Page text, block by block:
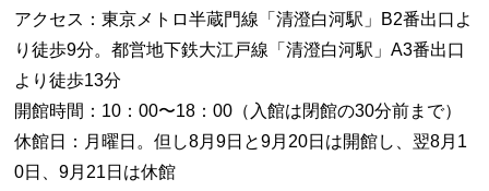
アクセス：東京メトロ半蔵門線「清澄白河駅」B2番出口よ
り徒歩9分。都営地下鉄大江戸線「清澄白河駅」A3番出口
より徒歩13分
開館時間：10：00〜18：00（入館は閉館の30分前まで）
休館日：月曜日。但し8月9日と9月20日は開館し、翌8月1
0日、9月21日は休館